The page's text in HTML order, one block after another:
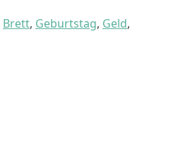
Brett, Geburtstag, Geld,